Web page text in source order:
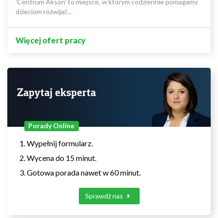
'Centrum Akson' to miejsce, w którym codziennie pomagamy
dzieciom rozwijać…
Więcej ofert pracy
Zapytaj eksperta
Porady Online
Wypełnij formularz.
Wycena do 15 minut.
Gotowa porada nawet w 60 minut.
Sprawdź nas